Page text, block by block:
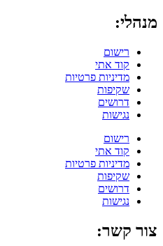
מנהלי:
רישום
קוד אתי
מדיניות פרטיות
שקיפות
דרושים
נגישות
רישום
קוד אתי
מדיניות פרטיות
שקיפות
דרושים
נגישות
צור קשר: